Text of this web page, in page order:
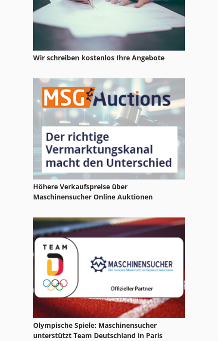
Gechter
Gieseking Sg1So
Gromatic
Megobal
Mondial
Mondiale
Mondiale Celtic 14
Mondiale Drehmaschine
Mondiale Gallic 16
Mondiale Viking
Walzendrehmaschine
Wir schreiben kostenlos Ihre Angebote
Höhere Verkaufspreise über
Maschinensucher Online Auktionen
Olympische Spiele: Maschinensucher
unterstützt Team Deutschland in Paris